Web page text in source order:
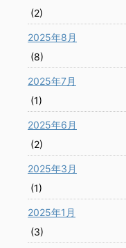
(2)
2025年8月
(8)
2025年7月
(1)
2025年6月
(2)
2025年3月
(1)
2025年1月
(3)